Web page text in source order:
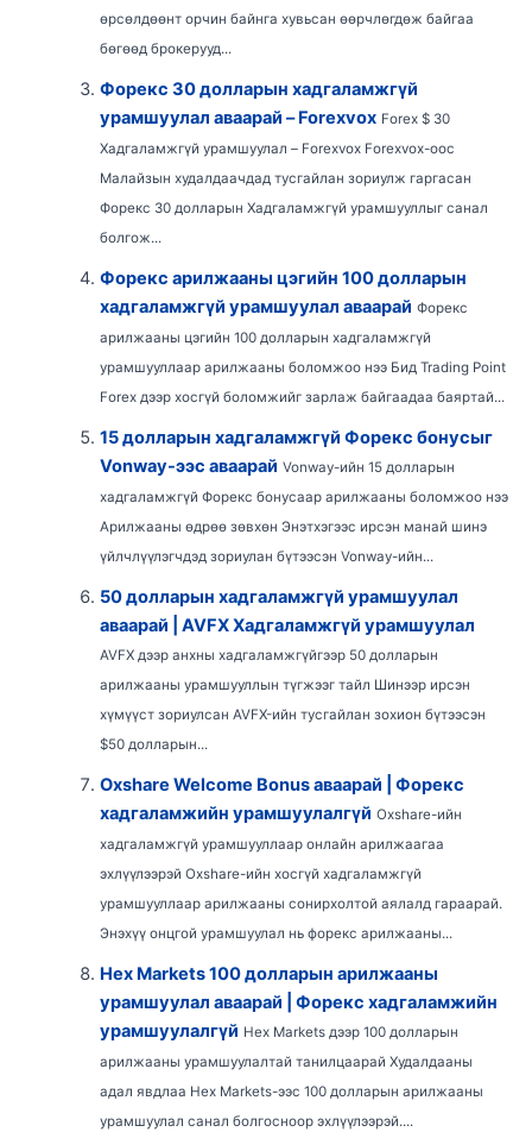
өрсөлдөөнт орчин байнга хувьсан өөрчлөгдөж байгаа
бөгөөд брокерууд...
Форекс 30 долларын хадгаламжгүй
урамшуулал аваарай – Forexvox Forex $ 30
Хадгаламжгүй урамшуулал – Forexvox Forexvox-оос
Малайзын худалдаачдад тусгайлан зориулж гаргасан
Форекс 30 долларын Хадгаламжгүй урамшууллыг санал
болгож...
Форекс арилжааны цэгийн 100 долларын
хадгаламжгүй урамшуулал аваарай Форекс
арилжааны цэгийн 100 долларын хадгаламжгүй
урамшууллаар арилжааны боломжоо нээ Бид Trading Point
Forex дээр хосгүй боломжийг зарлаж байгаадаа баяртай...
15 долларын хадгаламжгүй Форекс бонусыг
Vonway-ээс аваарай Vonway-ийн 15 долларын
хадгаламжгүй Форекс бонусаар арилжааны боломжоо нээ
Арилжааны өдрөө зөвхөн Энэтхэгээс ирсэн манай шинэ
үйлчлүүлэгчдэд зориулан бүтээсэн Vonway-ийн...
50 долларын хадгаламжгүй урамшуулал
аваарай | AVFX Хадгаламжгүй урамшуулал
AVFX дээр анхны хадгаламжгүйгээр 50 долларын
арилжааны урамшууллын түгжээг тайл Шинээр ирсэн
хүмүүст зориулсан AVFX-ийн тусгайлан зохион бүтээсэн
$50 долларын...
Oxshare Welcome Bonus аваарай | Форекс
хадгаламжийн урамшуулалгүй Oxshare-ийн
хадгаламжгүй урамшууллаар онлайн арилжаагаа
эхлүүлээрэй Oxshare-ийн хосгүй хадгаламжгүй
урамшууллаар арилжааны сонирхолтой аялалд гараарай.
Энэхүү онцгой урамшуулал нь форекс арилжааны...
Hex Markets 100 долларын арилжааны
урамшуулал аваарай | Форекс хадгаламжийн
урамшуулалгүй Hex Markets дээр 100 долларын
арилжааны урамшуулалтай танилцаарай Худалдааны
адал явдлаа Hex Markets-ээс 100 долларын арилжааны
урамшуулал санал болгосноор эхлүүлээрэй....